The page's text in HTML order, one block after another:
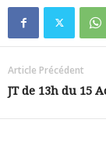
Article Précédent
JT de 13h du 15